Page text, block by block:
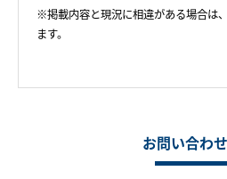
※掲載内容と現況に相違がある場合は
ます。
お問い合わ